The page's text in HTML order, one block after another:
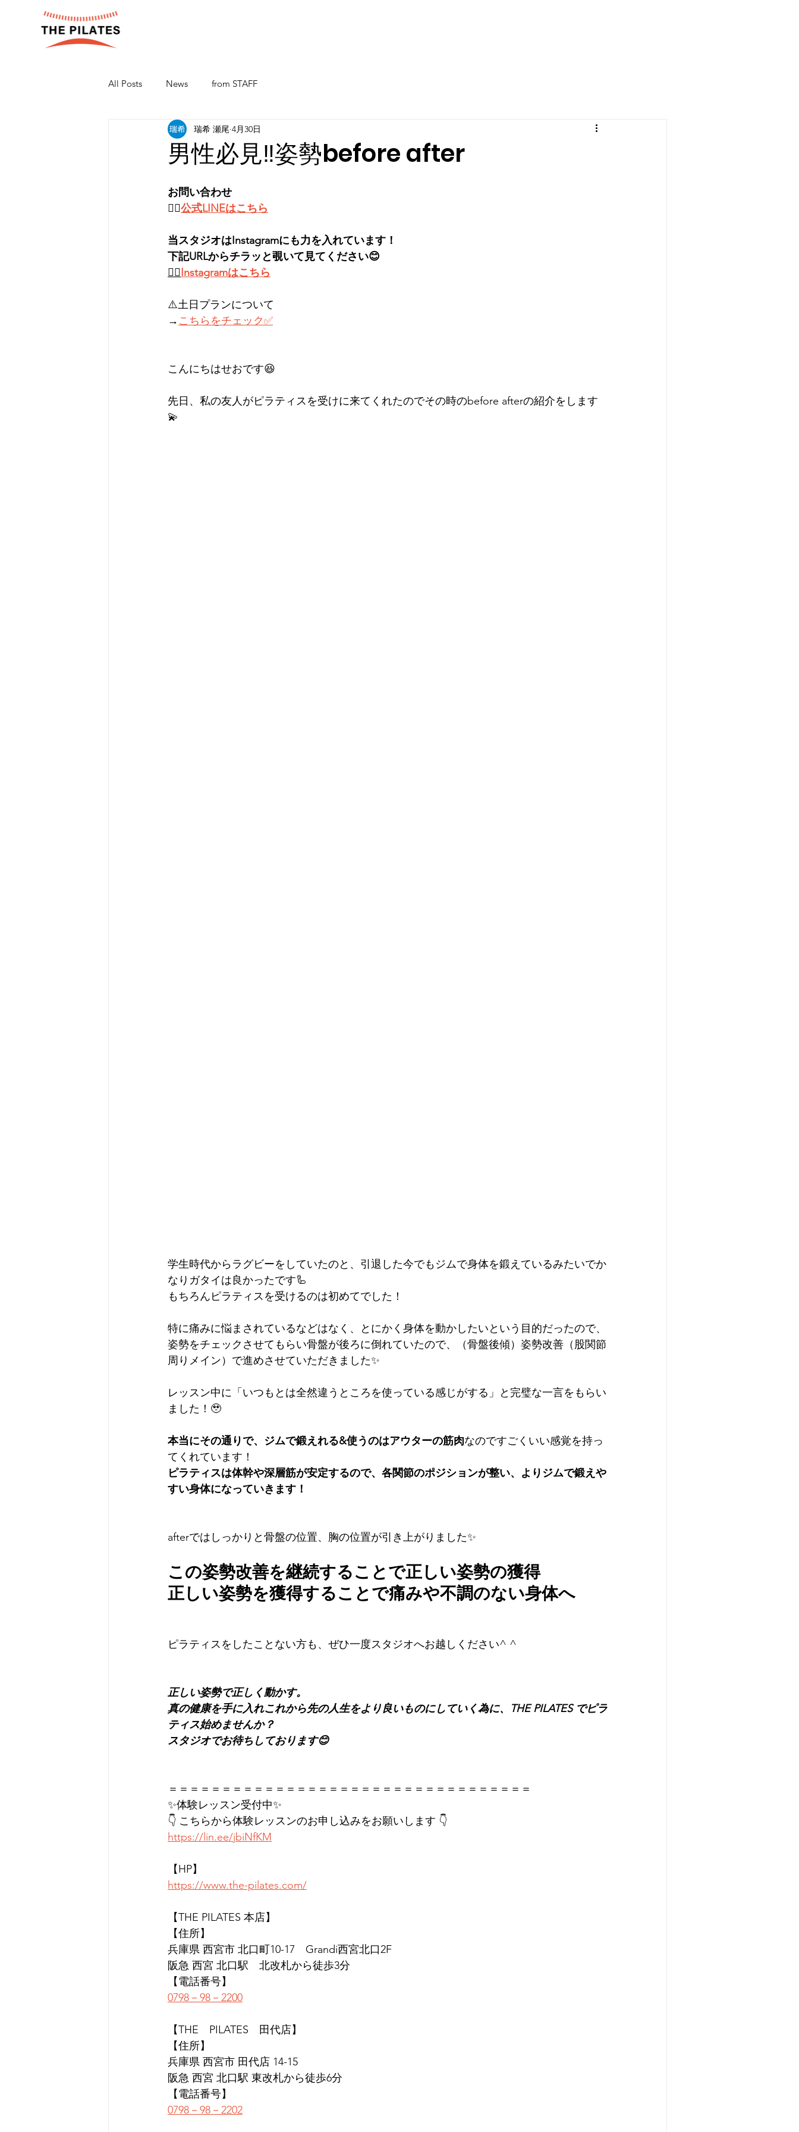
All Posts News from STAFF
男性必見‼️姿勢before after
瑞希 瀬尾 4月30日
お問い合わせ
👉🏻公式LINEはこちら
当スタジオはInstagramにも力を入れています！
下記URLからチラッと覗いて見てください😊
👉🏻Instagramはこちら
⚠️土日プランについて
→ こちらをチェック✅
こんにちはせおです😆
先日、私の友人がピラティスを受けに来てくれたのでその時のbefore afterの紹介をします
💫
学生時代からラグビーをしていたのと、引退した今でもジムで身体を鍛えているみたいでか
なりガタイは良かったです🦾
もちろんピラティスを受けるのは初めてでした！
特に痛みに悩まされているなどはなく、とにかく身体を動かしたいという目的だったので、
姿勢をチェックさせてもらい骨盤が後ろに倒れていたので、（骨盤後傾）姿勢改善（股関節
周りメイン）で進めさせていただきました✨
レッスン中に「いつもとは全然違うところを使っている感じがする」と完璧な一言をもらい
ました！🥹
本当にその通りで、ジムで鍛えれる&使うのはアウターの筋肉なのですごくいい感覚を持っ
てくれています！
ピラティスは体幹や深層筋が安定するので、各関節のポジションが整い、よりジムで鍛えや
すい身体になっていきます！
afterではしっかりと骨盤の位置、胸の位置が引き上がりました✨
この姿勢改善を継続することで正しい姿勢の獲得
正しい姿勢を獲得することで痛みや不調のない身体へ
ピラティスをしたことない方も、ぜひ一度スタジオへお越しください^ ^
正しい姿勢で正しく動かす。
真の健康を手に入れこれから先の人生をより良いものにしていく為に、THE PILATES でピラ
ティス始めませんか？
スタジオでお待ちしております😊
＝＝＝＝＝＝＝＝＝＝＝＝＝＝＝＝＝＝＝＝＝＝＝＝＝＝＝＝＝＝＝＝＝＝
✨体験レッスン受付中✨
👇 こちらから体験レッスンのお申し込みをお願いします 👇
https://lin.ee/jbiNfKM
【HP】
https://www.the-pilates.com/
【THE PILATES 本店】
【住所】
兵庫県 西宮市 北口町10-17　Grandi西宮北口2F
阪急 西宮 北口駅　北改札から徒歩3分
【電話番号】
0798－98－2200
【THE　PILATES　田代店】
【住所】
兵庫県 西宮市 田代店 14-15
阪急 西宮 北口駅 東改札から徒歩6分
【電話番号】
0798－98－2202